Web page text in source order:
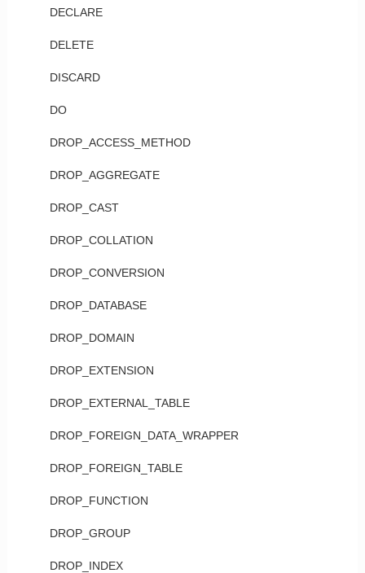
DECLARE
DELETE
DISCARD
DO
DROP_ACCESS_METHOD
DROP_AGGREGATE
DROP_CAST
DROP_COLLATION
DROP_CONVERSION
DROP_DATABASE
DROP_DOMAIN
DROP_EXTENSION
DROP_EXTERNAL_TABLE
DROP_FOREIGN_DATA_WRAPPER
DROP_FOREIGN_TABLE
DROP_FUNCTION
DROP_GROUP
DROP_INDEX